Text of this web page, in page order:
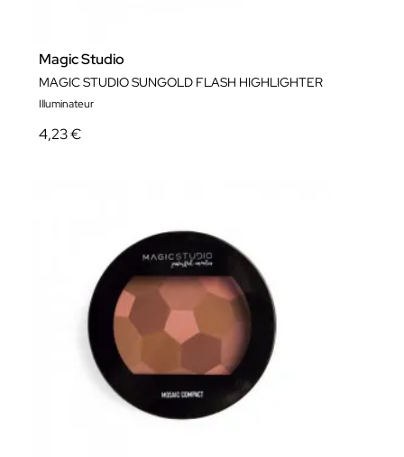
Magic Studio
MAGIC STUDIO SUNGOLD FLASH HIGHLIGHTER
Illuminateur
4,23 €